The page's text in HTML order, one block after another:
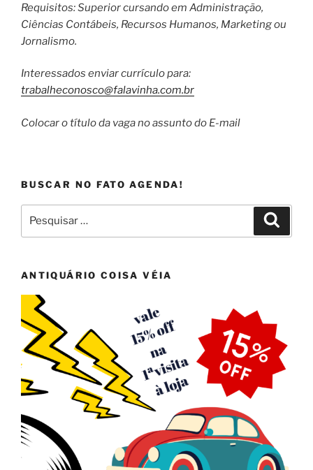
Requisitos: Superior cursando em Administração,
Ciências Contábeis, Recursos Humanos, Marketing ou
Jornalismo.
Interessados enviar currículo para:
trabalheconosco@falavinha.com.br
Colocar o título da vaga no assunto do E-mail
BUSCAR NO FATO AGENDA!
por:
ANTIQUÁRIO COISA VÉIA